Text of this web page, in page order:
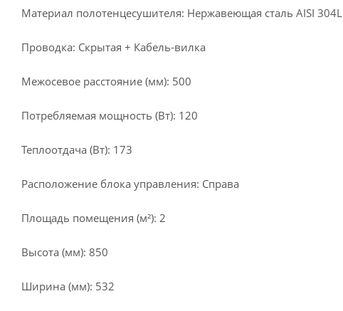
Материал полотенцесушителя: Нержавеющая сталь AISI 304L
Проводка: Скрытая + Кабель-вилка
Межосевое расстояние (мм): 500
Потребляемая мощность (Вт): 120
Теплоотдача (Вт): 173
Расположение блока управления: Справа
Площадь помещения (м²): 2
Высота (мм): 850
Ширина (мм): 532